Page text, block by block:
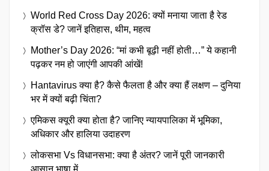
World Red Cross Day 2026: क्यों मनाया जाता है रेड
क्रॉस डे? जानें इतिहास, थीम, महत्व
Mother’s Day 2026: “मां कभी बूढ़ी नहीं होती…” ये कहानी
पढ़कर नम हो जाएंगी आपकी आंखें!
Hantavirus क्या है? कैसे फैलता है और क्या हैं लक्षण – दुनिया
भर में क्यों बढ़ी चिंता?
एमिकस क्यूरी क्या होता है? जानिए न्यायपालिका में भूमिका,
अधिकार और हालिया उदाहरण
लोकसभा Vs विधानसभा: क्या है अंतर? जानें पूरी जानकारी
आसान भाषा में